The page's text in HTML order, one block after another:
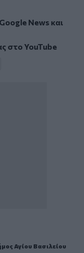
Google Newsκαι
στοYouTube
Αγίου Βασιλείου